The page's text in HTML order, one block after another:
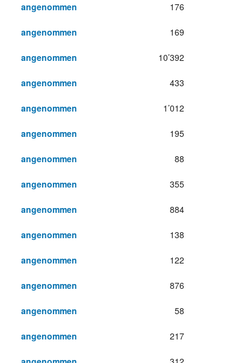
angenommen 176
angenommen 169
angenommen 10’392
angenommen 433
angenommen 1’012
angenommen 195
angenommen 88
angenommen 355
angenommen 884
angenommen 138
angenommen 122
angenommen 876
angenommen 58
angenommen 217